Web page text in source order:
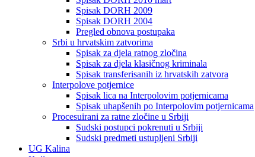
Spisak DORH 2009
Spisak DORH 2004
Pregled obnova postupaka
Srbi u hrvatskim zatvorima
Spisak za djela ratnog zločina
Spisak za djela klasičnog kriminala
Spisak transferisanih iz hrvatskih zatvora
Interpolove potjernice
Spisak lica na Interpolovim potjernicama
Spisak uhapšenih po Interpolovim potjernicama
Procesuirani za ratne zločine u Srbiji
Sudski postupci pokrenuti u Srbiji
Sudski predmeti ustupljeni Srbiji
UG Kalina